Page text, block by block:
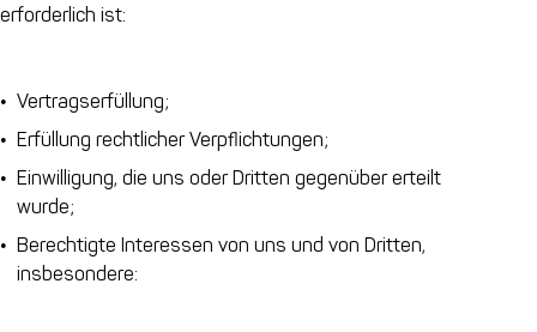
erforderlich ist:
Vertragserfüllung;
Erfüllung rechtlicher Verpflichtungen;
Einwilligung, die uns oder Dritten gegenüber erteilt
wurde;
Berechtigte Interessen von uns und von Dritten,
insbesondere: